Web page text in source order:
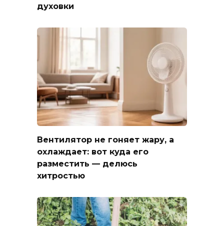
духовки
Вентилятор не гоняет жару, а
охлаждает: вот куда его
разместить — делюсь
хитростью